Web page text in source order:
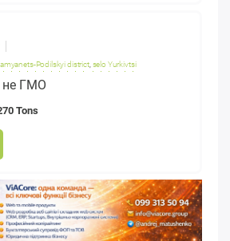
Podilskyi district,selo Yurkivtsi
не ГМО
Tons